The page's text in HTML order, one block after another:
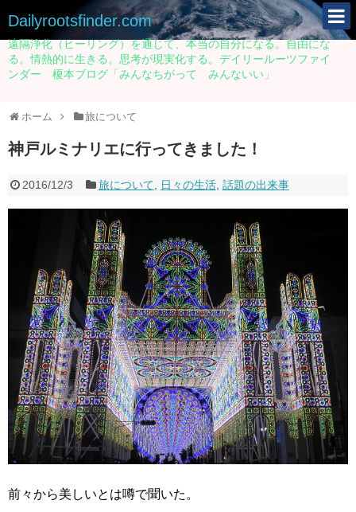
Dailyrootsfinder.com
遠隔浄化（ヒーリング）を通じて、本当の自分になる。自由にな
る。情熱的に生きる。思考が現実化する。デイリールーツファイ
ンダー 榎本ブログ「みんなちがって みんないい」
ホーム 旅について
神戸ルミナリエに行ってきました！
2016/12/3 旅について 日々の生活, 話題の出来事
前々から美しいとは噂で聞いた。